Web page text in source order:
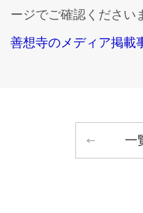
ージでご確認ください
善想寺のメディア掲載
一